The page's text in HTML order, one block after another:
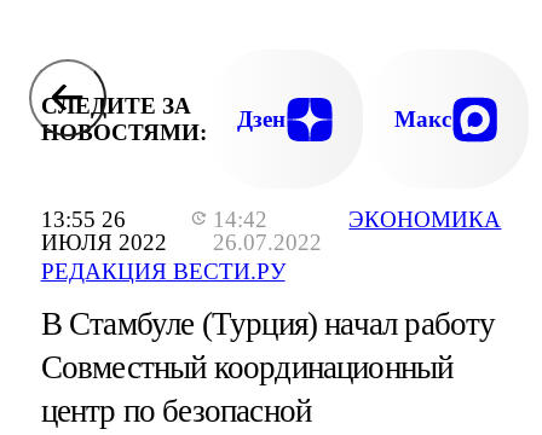
13:55 26
ИЮЛЯ 2022
14:42
26.07.2022
РЕДАКЦИЯ ВЕСТИ.РУ
ЭКОНОМИКА
СЛЕДИТЕ ЗА
НОВОСТЯМИ:
Дзен Макс
В Стамбуле (Турция) начал работу
Совместный координационный
центр по безопасной